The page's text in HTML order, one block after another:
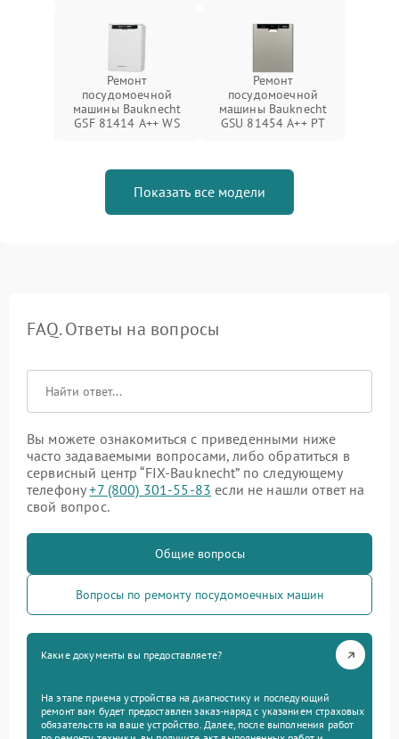
Ремонт
посудомоечной
машины Bauknecht
GSF 81414 A++ WS
Ремонт
посудомоечной
машины Bauknecht
GSU 81454 A++ PT
Показать все модели
FAQ. Ответы на вопросы
Вы можете ознакомиться с приведенными ниже
часто задаваемыми вопросами, либо обратиться в
сервисный центр “FIX-Bauknecht” по следующему
телефону+7 (800) 301-55-83 если не нашли ответ на
свой вопрос.
Общие вопросы
Вопросы по ремонту посудомоечных машин
Какие документы вы предоставляете?
На этапе приема устройства на диагностику и последующий
ремонт вам будет предоставлен заказ-наряд с указанием страховых
обязательств на ваше устройство. Далее, после выполнения работ